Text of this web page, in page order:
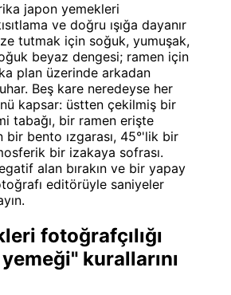
japon yemekleri
ve doğru ışığa dayanır
tutmak için soğuk, yumuşak,
beyaz dengesi; ramen için
plan üzerinde arkadan
Beş kare neredeyse her
kapsar: üstten çekilmiş bir
tabağı, bir ramen erişte
bir bento ızgarası, 45°'lik bir
bir izakaya sofrası.
alan bırakın ve bir yapay
editörüyle saniyeler
fotoğrafçılığı
kurallarını